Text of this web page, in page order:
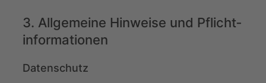
3. Allgemeine Hinweise und Pflicht­
informationen
Datenschutz